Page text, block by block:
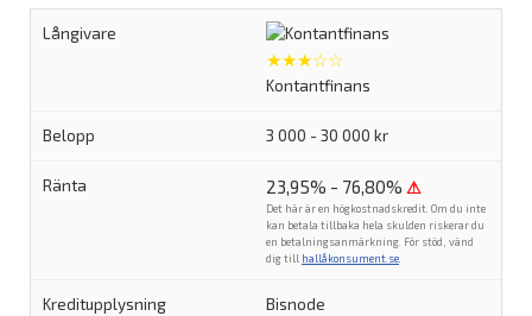
★★★☆☆
Kontantfinans
3 000 - 30 000 kr
23,95% - 76,80% ⚠
Det här är en högkostnadskredit. Om du inte
kan betala tillbaka hela skulden riskerar du
en betalningsanmärkning. För stöd, vänd
dig till hallåkonsument.se
Bisnode